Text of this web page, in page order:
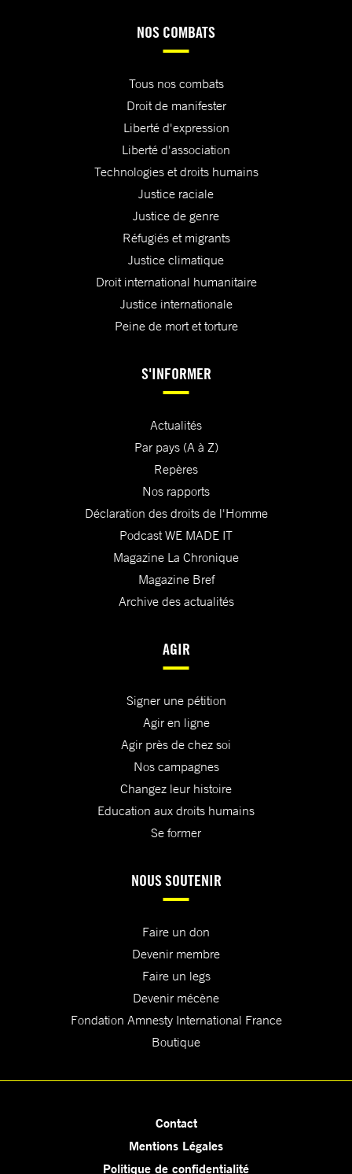
NOS COMBATS
Tous nos combats
Droit de manifester
Liberté d'expression
Liberté d'association
Technologies et droits humains
Justice raciale
Justice de genre
Réfugiés et migrants
Justice climatique
Droit international humanitaire
Justice internationale
Peine de mort et torture
S'INFORMER
Actualités
Par pays (A à Z)
Repères
Nos rapports
Déclaration des droits de l'Homme
Podcast WE MADE IT
Magazine La Chronique
Magazine Bref
Archive des actualités
AGIR
Signer une pétition
Agir en ligne
Agir près de chez soi
Nos campagnes
Changez leur histoire
Education aux droits humains
Se former
NOUS SOUTENIR
Faire un don
Devenir membre
Faire un legs
Devenir mécène
Fondation Amnesty International France
Boutique
Contact
Mentions Légales
Politique de confidentialité